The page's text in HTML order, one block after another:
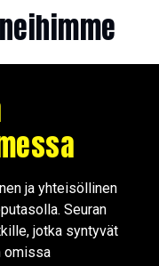
ja yhteisöllinen
Seuran
jotka syntyvät
omissa